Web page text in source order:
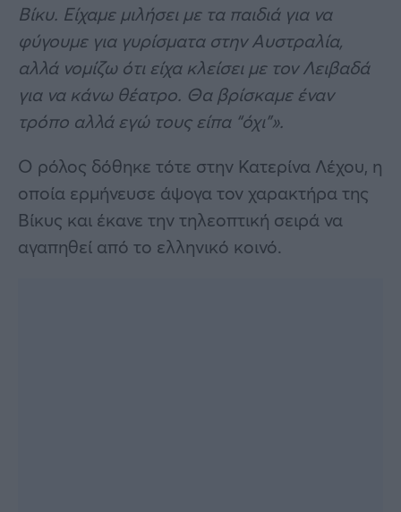
Βίκυ. Είχαμε μιλήσει με τα παιδιά για να
φύγουμε για γυρίσματα στην Αυστραλία,
αλλά νομίζω ότι είχα κλείσει με τον Λειβαδά
για να κάνω θέατρο. Θα βρίσκαμε έναν
τρόπο αλλά εγώ τους είπα “όχι”».
Ο ρόλος δόθηκε τότε στην Κατερίνα Λέχου, η
οποία ερμήνευσε άψογα τον χαρακτήρα της
Βίκυς και έκανε την τηλεοπτική σειρά να
αγαπηθεί από το ελληνικό κοινό.